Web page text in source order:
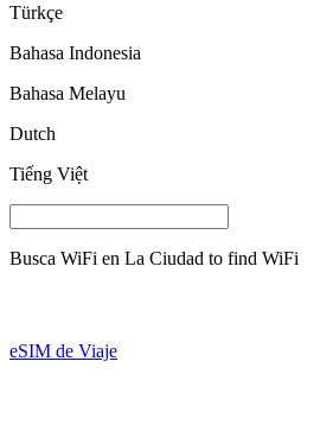
Türkçe
Bahasa Indonesia
Bahasa Melayu
Dutch
Tiếng Việt
Busca WiFi en La Ciudad to find WiFi
eSIM de Viaje